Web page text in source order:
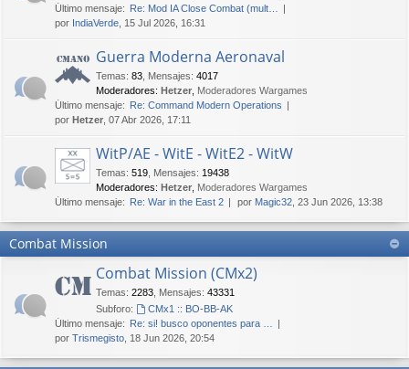
Último mensaje: Re: Mod IA Close Combat (mult…
por IndiaVerde , 15 Jul 2026, 16:31
Guerra Moderna Aeronaval
Temas: 83 Mensajes: 4017
Moderadores: Hetzer Moderadores Wargames
Último mensaje: Re: Command Modern Operations
por Hetzer , 07 Abr 2026, 17:11
WitP/AE - WitE - WitE2 - WitW
Temas: 519 Mensajes: 19438
Moderadores: Hetzer Moderadores Wargames
Último mensaje: Re: War in the East 2 por Magic32 , 23 Jun 2026, 13:38
Combat Mission
Combat Mission (CMx2)
Temas: 2283 Mensajes: 43331
Subforo:
CMx1 :: BO-BB-AK
Último mensaje: Re: si! busco oponentes para …
por Trismegisto , 18 Jun 2026, 20:54